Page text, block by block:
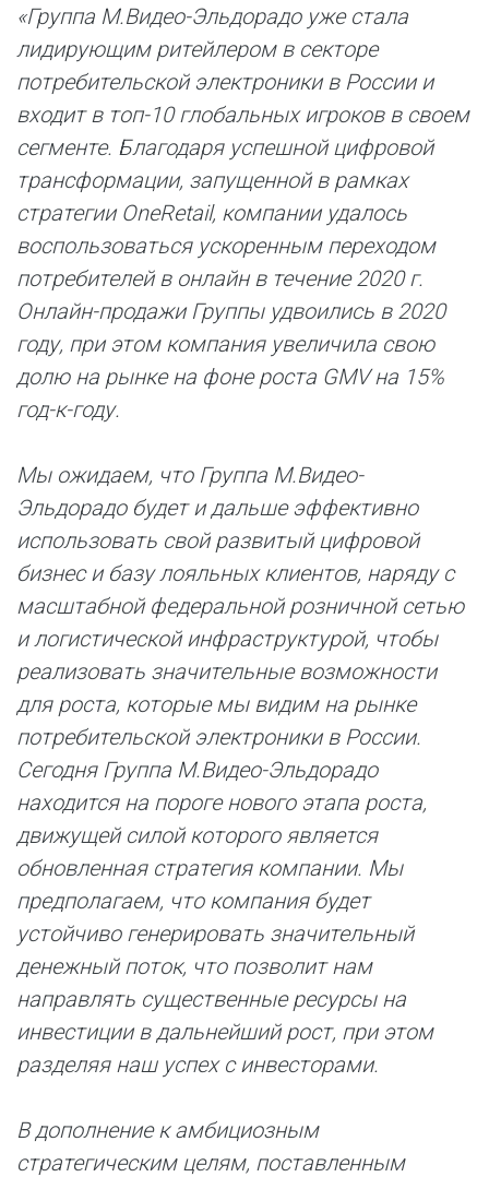
«Группа М.Видео-Эльдорадо уже стала
лидирующим ритейлером в секторе
потребительской электроники в России и
входит в топ-10 глобальных игроков в своем
сегменте. Благодаря успешной цифровой
трансформации, запущенной в рамках
стратегии OneRetail, компании удалось
воспользоваться ускоренным переходом
потребителей в онлайн в течение 2020 г.
Онлайн-продажи Группы удвоились в 2020
году, при этом компания увеличила свою
долю на рынке на фоне роста GMVна 15%
год-к-году.
Мы ожидаем, что Группа М.Видео-
Эльдорадо будет и дальше эффективно
использовать свой развитый цифровой
бизнес и базу лояльных клиентов, наряду с
масштабной федеральной розничной сетью
и логистической инфраструктурой, чтобы
реализовать значительные возможности
для роста, которые мы видим на рынке
потребительской электроники в России.
Сегодня Группа М.Видео-Эльдорадо
находится на пороге нового этапа роста,
движущей силой которого является
обновленная стратегия компании. Мы
предполагаем, что компания будет
устойчиво генерировать значительный
денежный поток, что позволит нам
направлять существенные ресурсы на
инвестиции в дальнейший рост, при этом
разделяя наш успех с инвесторами.
В дополнение к амбициозным
стратегическим целям, поставленным